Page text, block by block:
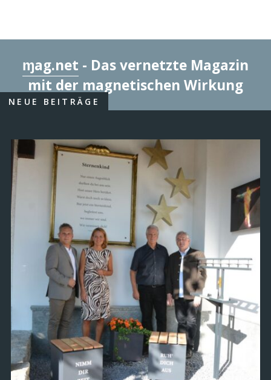
ɱag.net - Das vernetzte Magazin
mit der magnetischen Wirkung
NEUE BEITRÄGE